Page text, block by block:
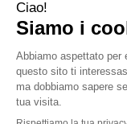
WISHLIST
ISCRIZIONE ALLA
Farmacia Centrale